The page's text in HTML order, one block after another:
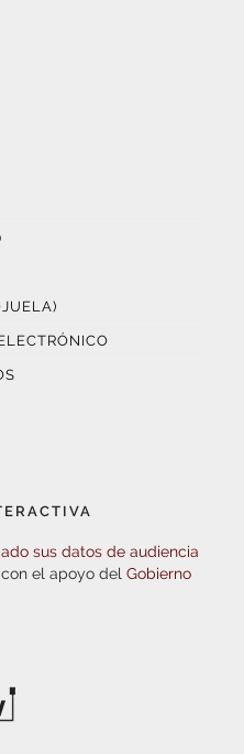
sus datos de audiencia
con el apoyo del Gobierno